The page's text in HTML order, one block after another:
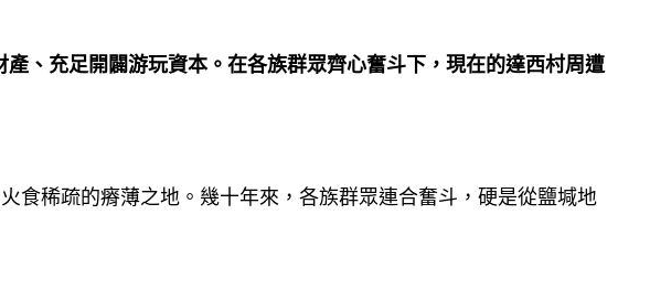
、充足開闢游玩資本。在各族群眾齊心奮斗下，現在的達西村周遭
食稀疏的瘠薄之地。幾十年來，各族群眾連合奮斗，硬是從鹽堿地